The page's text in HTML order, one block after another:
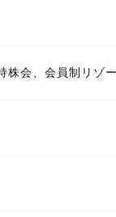
会、会員制リゾ